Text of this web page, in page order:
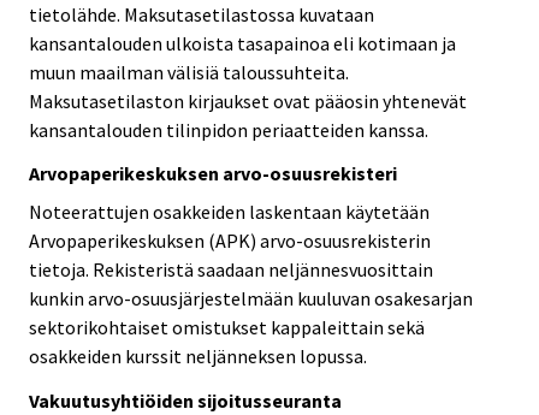
tietolähde. Maksutasetilastossa kuvataan
kansantalouden ulkoista tasapainoa eli kotimaan ja
muun maailman välisiä taloussuhteita.
Maksutasetilaston kirjaukset ovat pääosin yhtenevät
kansantalouden tilinpidon periaatteiden kanssa.
Arvopaperikeskuksen arvo-osuusrekisteri
Noteerattujen osakkeiden laskentaan käytetään
Arvopaperikeskuksen (APK) arvo-osuusrekisterin
tietoja. Rekisteristä saadaan neljännesvuosittain
kunkin arvo-osuusjärjestelmään kuuluvan osakesarjan
sektorikohtaiset omistukset kappaleittain sekä
osakkeiden kurssit neljänneksen lopussa.
Vakuutusyhtiöiden sijoitusseuranta